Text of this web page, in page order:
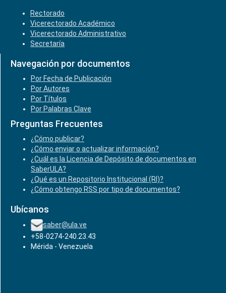
Rectorado
Vicerectorado Académico
Vicerectorado Administrativo
Secretaría
Navegación por documentos
Por Fecha de Publicación
Por Autores
Por Títulos
Por Palabras Clave
Preguntas Frecuentes
¿Cómo publicar?
¿Cómo enviar o actualizar información?
¿Cuál es la Licencia de Depósito de documentos en
SaberULA?
¿Qué es un Repositorio Institucional (RI)?
¿Cómo obtengo RSS por tipo de documentos?
Ubícanos
saber@ula.ve
+58-0274-240.23.43
Mérida - Venezuela